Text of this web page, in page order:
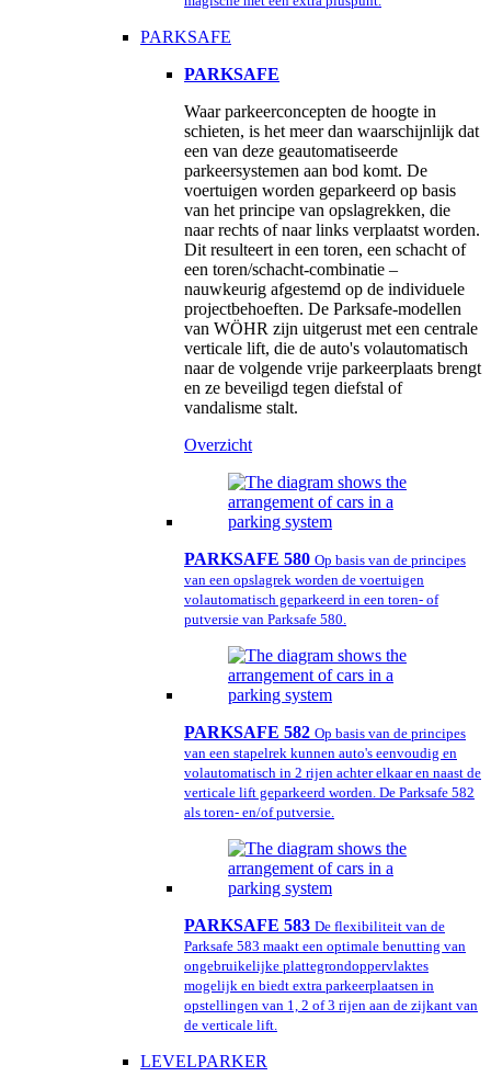
PARKSAFE
PARKSAFE
Waar parkeerconcepten de hoogte in
schieten, is het meer dan waarschijnlijk dat
een van deze geautomatiseerde
parkeersystemen aan bod komt. De
voertuigen worden geparkeerd op basis
van het principe van opslagrekken, die
naar rechts of naar links verplaatst worden.
Dit resulteert in een toren, een schacht of
een toren/schacht-combinatie –
nauwkeurig afgestemd op de individuele
projectbehoeften. De Parksafe-modellen
van WÖHR zijn uitgerust met een centrale
verticale lift, die de auto's volautomatisch
naar de volgende vrije parkeerplaats brengt
en ze beveiligd tegen diefstal of
vandalisme stalt.
Overzicht
PARKSAFE 580 Op basis van de principes
van een opslagrek worden de voertuigen
volautomatisch geparkeerd in een toren- of
putversie van Parksafe 580.
PARKSAFE 582 Op basis van de principes
van een stapelrek kunnen auto's eenvoudig en
volautomatisch in 2 rijen achter elkaar en naast de
verticale lift geparkeerd worden. De Parksafe 582
als toren- en/of putversie.
PARKSAFE 583 De flexibiliteit van de
Parksafe 583 maakt een optimale benutting van
ongebruikelijke plattegrondoppervlaktes
mogelijk en biedt extra parkeerplaatsen in
opstellingen van 1, 2 of 3 rijen aan de zijkant van
de verticale lift.
LEVELPARKER